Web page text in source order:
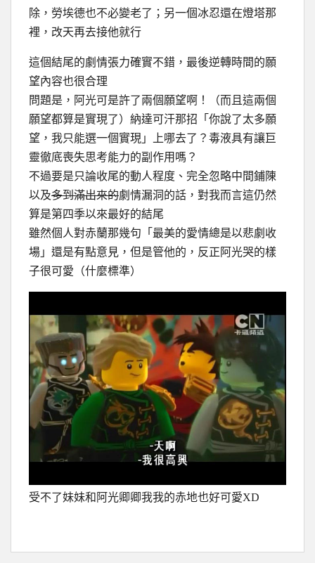
除，勞埃德也不必變老了；另一個冰忍還在燈塔那
裡，改天再去接他就行
這個結尾的劇情張力確實不錯，最後逆轉時間的願
望內容也很合理
問題是，阿光可是許了兩個願望啊！（而且這兩個
願望都算是實現了）納達可汗那招「你說了太多願
望，我只能選一個實現」上哪去了？毒液具有讓巨
靈徹底喪失思考能力的副作用嗎？
不過要是只論收尾的動人程度、完全忽略中間鋪陳
以及多到滿出來的劇情漏洞的話，對我而言這仍然
算是第四季以來最好的結尾
雖然個人對赤蘭那幾句「最美的愛情總是以悲劇收
場」還是有點意見，但是管他的，反正阿光哭的樣
子很可愛（什麼標準）
受不了妹妹和阿光卿卿我我的赤地也好可愛XD